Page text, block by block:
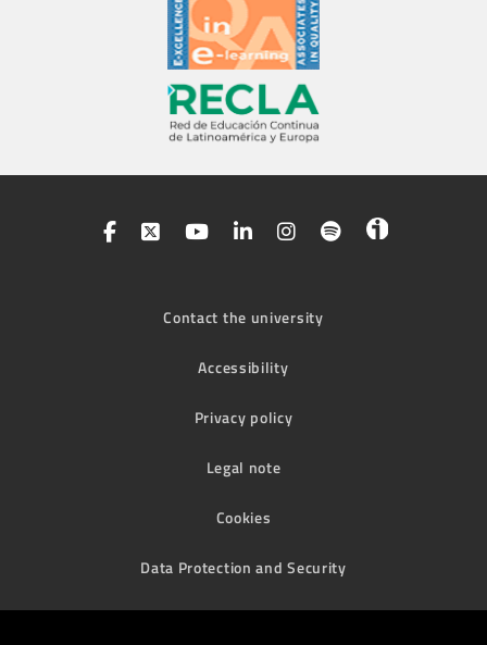
Contact the university
Accessibility
Privacy policy
Legal note
Cookies
Data Protection and Security